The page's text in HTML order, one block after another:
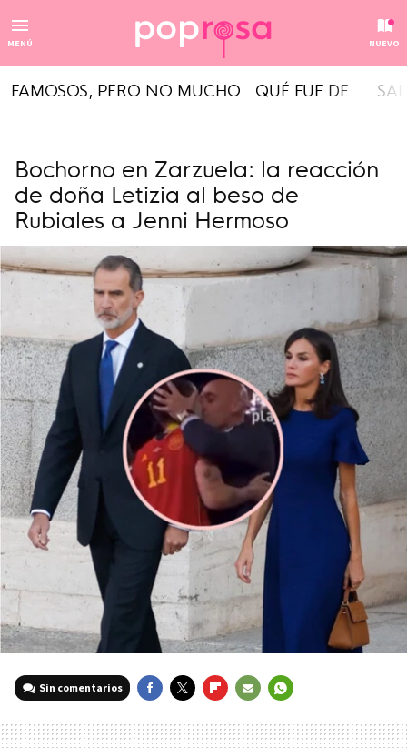
MENÚ NUEVO
FAMOSOS, PERO NO MUCHO QUÉ FUE DE...
Bochorno en Zarzuela: la reacción
de doña Letizia al beso de
Rubiales a Jenni Hermoso
Sin comentarios
MAIL